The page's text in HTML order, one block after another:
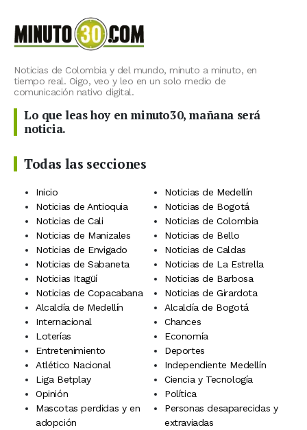
Noticias de Colombia y del mundo, minuto a minuto, en
tiempo real. Oigo, veo y leo en un solo medio de
comunicación nativo digital.
Lo que leas hoy en minuto30, mañana será
noticia.
Todas las secciones
Inicio
Noticias de Medellín
Noticias de Antioquia
Noticias de Bogotá
Noticias de Cali
Noticias de Colombia
Noticias de Manizales
Noticias de Bello
Noticias de Envigado
Noticias de Caldas
Noticias de Sabaneta
Noticias de La Estrella
Noticias Itagüí
Noticias de Barbosa
Noticias de Copacabana
Noticias de Girardota
Alcaldía de Medellín
Alcaldía de Bogotá
Internacional
Chances
Loterías
Economía
Entretenimiento
Deportes
Atlético Nacional
Independiente Medellín
Liga Betplay
Ciencia y Tecnología
Opinión
Política
Mascotas perdidas y en
adopción
Personas desaparecidas y
extraviadas